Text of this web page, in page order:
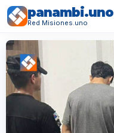
panambi.uno
Red Misiones.uno